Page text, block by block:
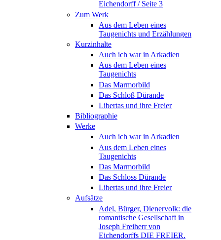
Eichendorff / Seite 3
Zum Werk
Aus dem Leben eines
Taugenichts und Erzählungen
Kurzinhalte
Auch ich war in Arkadien
Aus dem Leben eines
Taugenichts
Das Marmorbild
Das Schloß Dürande
Libertas und ihre Freier
Bibliographie
Werke
Auch ich war in Arkadien
Aus dem Leben eines
Taugenichts
Das Marmorbild
Das Schloss Dürande
Libertas und ihre Freier
Aufsätze
Adel, Bürger, Dienervolk: die
romantische Gesellschaft in
Joseph Freiherr von
Eichendorffs DIE FREIER.